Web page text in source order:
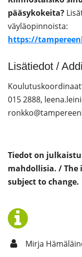
pääsykokeita?
väyläopinnoista:
https://
Lisätiedot /
015 2888,
Tiedot on
mahdollisia. /The
subject to change.
Mirja